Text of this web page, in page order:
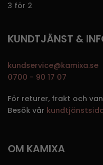
3 för 2
KUNDTJÄNST &
kundservice@kamixa.se
0700 - 90 17 07
För returer, frakt och
Besök vår
OM KAMIXA